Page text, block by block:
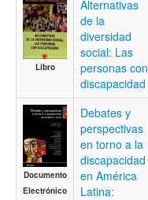
Libro
Alternativas
de la
diversidad
social: Las
personas con
discapacidad
Documento
Electrónico
Debates y
perspectivas
en torno a la
discapacidad
en América
Latina: